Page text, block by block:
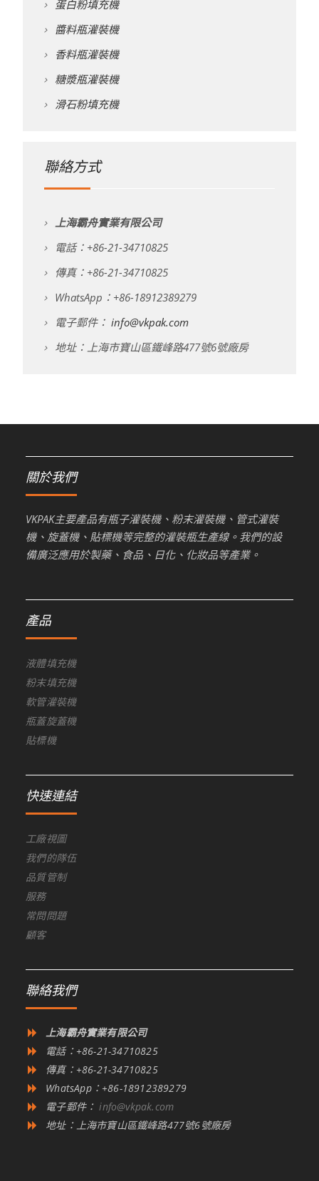
蛋白粉填充機
醬料瓶灌裝機
香料瓶灌裝機
糖漿瓶灌裝機
滑石粉填充機
聯絡方式
上海霸舟實業有限公司
電話：+86-21-34710825
傳真：+86-21-34710825
WhatsApp：+86-18912389279
電子郵件： info@vkpak.com
地址：上海市寶山區鐵峰路477號6號廠房
關於我們
VKPAK主要產品有瓶子灌裝機、粉末灌裝機、管式灌裝
機、旋蓋機、貼標機等完整的灌裝瓶生產線。我們的設
備廣泛應用於製藥、食品、日化、化妝品等產業。
產品
液體填充機
粉末填充機
軟管灌裝機
瓶蓋旋蓋機
貼標機
快速連結
工廠視圖
我們的隊伍
品質管制
服務
常問問題
顧客
聯絡我們
上海霸舟實業有限公司
電話：+86-21-34710825
傳真：+86-21-34710825
WhatsApp：+86-18912389279
電子郵件：info@vkpak.com
地址：上海市寶山區鐵峰路477號6號廠房